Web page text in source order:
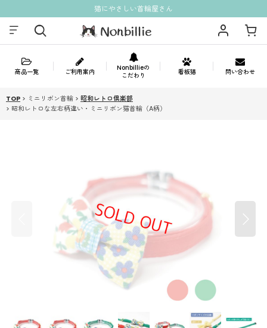
猫にやさしい首輪屋さん
商品一覧 ご利用案内
Nonbillieの
こだわり
看板猫 問い合わせ
TOP > ミニリボン首輪 > 昭和レトロ倶楽部
> 昭和レトロな左右柄違い・ミニリボン猫首輪（A柄）